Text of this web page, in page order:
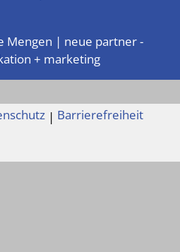
Mengen | neue partner -
+ marketing
| Barrierefreiheit